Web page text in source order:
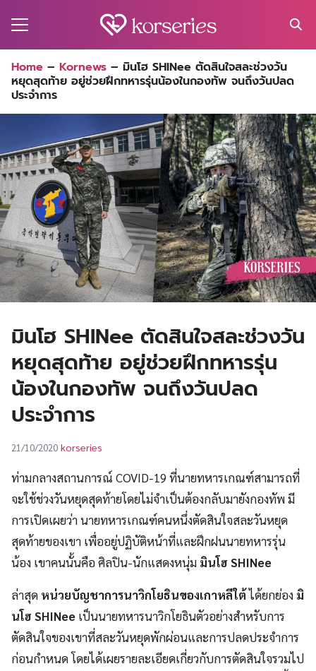
for:
Home – Kornews – มินโฮ SHINee ตัดสินใจสละช่วงวัน
หยุดสุดท้าย อยู่ช่วยฝึกทหารรุ่นน้องในกองทัพ จนถึงวันปลด
ประจำการ
มินโฮ SHINee ตัดสินใจสละช่วงวัน
หยุดสุดท้าย อยู่ช่วยฝึกทหารรุ่น
น้องในกองทัพ จนถึงวันปลด
ประจำการ
21/10/2020 korseries
ท่ามกลางสถานการณ์ COVID-19 ที่นายทหารเกณฑ์สามารถที่
จะใช้ช่วงวันหยุดสุดท้ายโดยไม่จำเป็นต้องกลับมายังกองทัพ มี
การเปิดเผยว่า นายทหารเกณฑ์คนหนึ่งตัดสินใจสละวันหยุด
สุดท้ายของเขา เพื่ออยู่ปฏิบัติหน้าที่และฝึกฝนนายทหารรุ่น
น้อง เขาคนนั้นคือ ศิลปิน-นักแสดงหนุ่ม มินโฮ SHINee
ล่าสุด หน่วยบัญชาการนาวิกโยธินของเกาหลีใต้ได้ยกย่อง มิ
นโฮ SHINee เป็นนายทหารนาวิกโยธินตัวอย่างสำหรับการ
ตัดสินใจของเขาที่สละวันหยุดพักผ่อนและการปลดประจำการ
ก่อนกำหนด โดยได้เผยรายละเอียดเกี่ยวกับการตัดสินใจรวมไป